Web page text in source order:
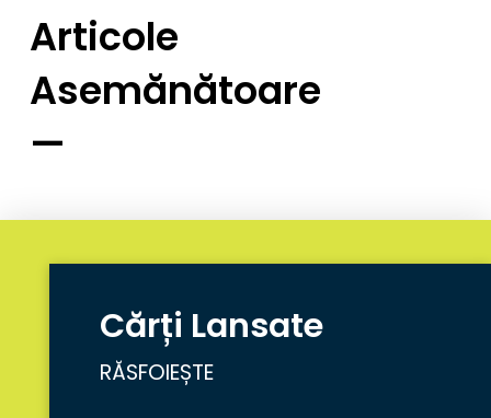
Articole
Asemănătoare
—
Cărți Lansate
RĂSFOIEȘTE